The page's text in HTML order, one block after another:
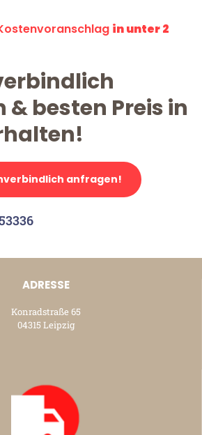
in unter 2
besten Preis in
anfragen!
ADRESSE
Konradstraße 65
04315 Leipzig